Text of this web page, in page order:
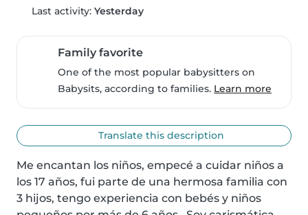
Last activity: Yesterday
Family favorite
One of the most popular babysitters on
Babysits, according to families. Learn more
Translate this description
Me encantan los niños, empecé a cuidar niños a
los 17 años, fui parte de una hermosa familia con
3 hijos, tengo experiencia con bebés y niños